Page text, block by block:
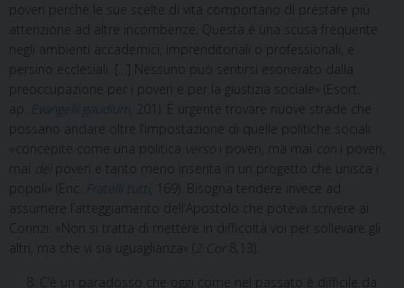
poveri perché le sue scelte di vita comportano di prestare più
attenzione ad altre incombenze. Questa è una scusa frequente
negli ambienti accademici, imprenditoriali o professionali, e
persino ecclesiali. […] Nessuno può sentirsi esonerato dalla
preoccupazione per i poveri e per la giustizia sociale» (Esort.
ap.
Evangelii gaudium , 201). È urgente trovare nuove strade che
possano andare oltre l’impostazione di quelle politiche sociali
«concepite come una politica
i poveri, ma mai
i poveri,
mai
poveri e tanto meno inserita in un progetto che unisca i
popoli» (Enc.
Fratelli tutti , 169). Bisogna tendere invece ad
assumere l’atteggiamento dell’Apostolo che poteva scrivere ai
Corinzi: «Non si tratta di mettere in difficoltà voi per sollevare gli
altri, ma che vi sia uguaglianza» ( 2 Cor
8,13).
C’è un paradosso che oggi come nel passato è difficile da